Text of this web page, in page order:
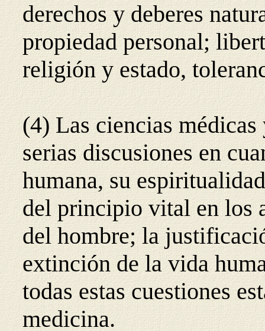
derechos y deberes
propiedad personal;
religión y estado,
(4) Las ciencias
serias discusiones en
humana, su
del principio vital en los
del hombre; la
extinción de la vida
todas estas cuestiones
medicina.